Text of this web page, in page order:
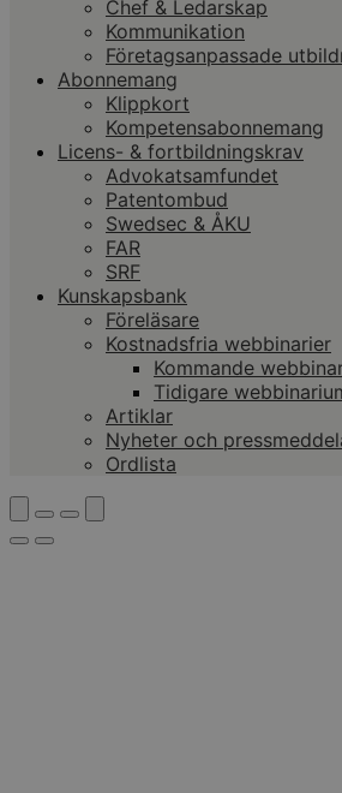
Chef & Ledarskap
Kommunikation
Företagsanpassade
Abonnemang
Klippkort
Kompetensabonnemang
Licens- & fortbildningskrav
Advokatsamfundet
Patentombud
Swedsec & ÅKU
FAR
SRF
Kunskapsbank
Föreläsare
Kostnadsfria webbinarier
Kommande
Tidigare
Artiklar
Nyheter och
Ordlista